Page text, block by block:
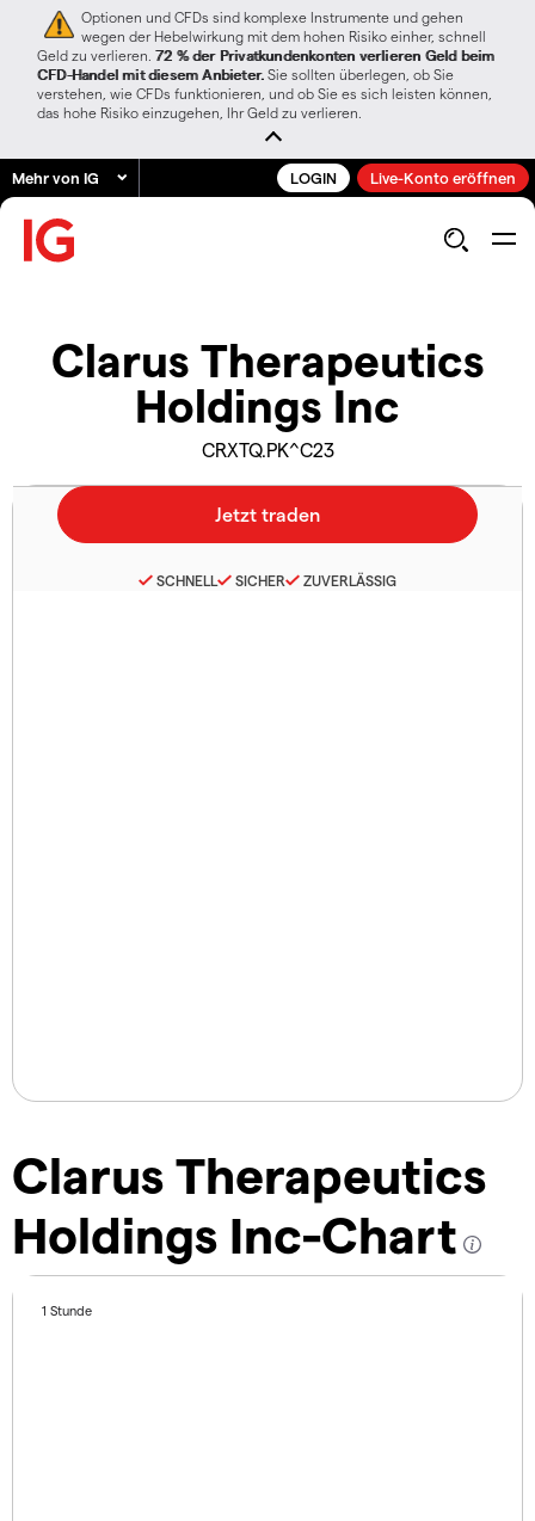
Optionen und CFDs sind komplexe Instrumente und gehen
wegen der Hebelwirkung mit dem hohen Risiko einher, schnell
Geld zu verlieren. 72 % der Privatkundenkonten verlieren Geld beim
CFD-Handel mit diesem Anbieter. Sie sollten überlegen, ob Sie
verstehen, wie CFDs funktionieren, und ob Sie es sich leisten können,
das hohe Risiko einzugehen, Ihr Geld zu verlieren.
Mehr von IG LOGIN Live-Konto eröffnen
Clarus Therapeutics
Holdings Inc
CRXTQ.PK^C23
Clarus Therapeutics
Holdings Inc-Chart
1 Stunde
SCHNELL SICHER ZUVERLÄSSIG